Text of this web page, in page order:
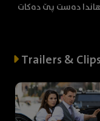
دەست پێ دەکات
Trailers & Clips